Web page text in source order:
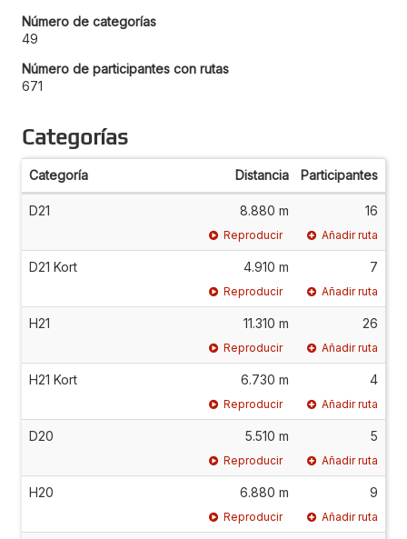
Número de categorías
49
Número de participantes con rutas
671
Categorías
Categoría Distancia Participantes
D21 8.880 m 16
Reproducir Añadir ruta
D21 Kort 4.910 m 7
Reproducir Añadir ruta
H21 11.310 m 26
Reproducir Añadir ruta
H21 Kort 6.730 m 4
Reproducir Añadir ruta
D20 5.510 m 5
Reproducir Añadir ruta
H20 6.880 m 9
Reproducir Añadir ruta